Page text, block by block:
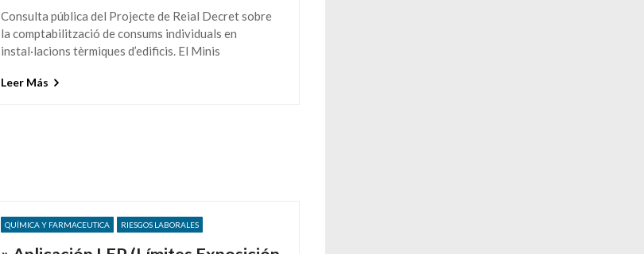
Consulta pública del Projecte de Reial Decret sobre
la comptabilització de consums individuals en
instal·lacions tèrmiques d’edificis. El Minis
Leer Más
QUÍMICA Y FARMACEUTICA RIESGOS LABORALES